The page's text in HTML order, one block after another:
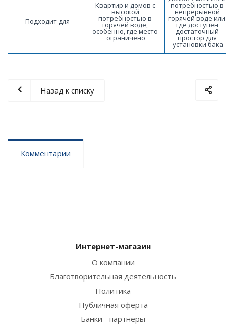
Подходит для
Квартир и домов с
высокой
потребностью в
горячей воде,
особенно, где место
ограничено
потребностью в
непрерывной
горячей воде или
где доступен
достаточный
простор для
установки бака
Назад к списку
Комментарии
Интернет-магазин
О компании
Благотворительная деятельность
Политика
Публичная оферта
Банки - партнеры